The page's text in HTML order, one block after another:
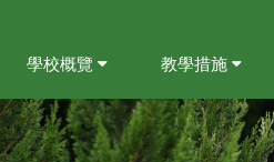
學校概覽 教學措施